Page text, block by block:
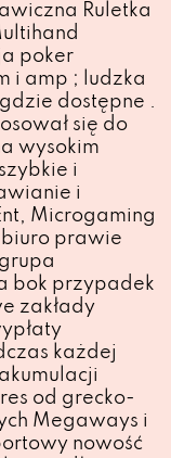
Ruletka
poker
i amp ; ludzka
dostępne .
się do
wysokim
i
i
Microgaming
biuro prawie
bok przypadek
zakłady
każdej
od grecko-
Megaways i
nowość